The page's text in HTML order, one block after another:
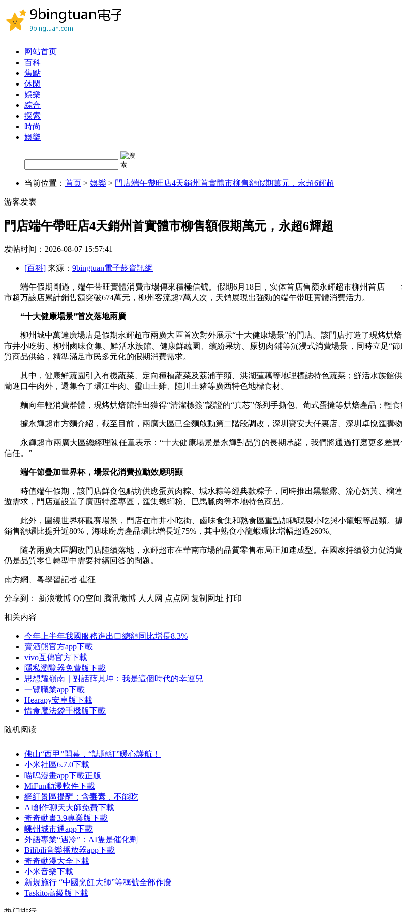
网站首页
百科
焦點
休閑
娛樂
綜合
探索
時尚
娛樂
当前位置： 首页 > 娛樂 > 門店端午帶旺店4天銷州首實體市柳售額假期萬元，永超6輝超
游客发表
門店端午帶旺店4天銷州首實體市柳售額假期萬元，永超6輝超
发帖时间：2026-08-07 15:57:41
[百科] 来源： 9bingtuan電子菸資訊網
端午假期剛過，端午带旺實體消費市場傳來積極信號。假期6月18日，实体首店售额永輝超市柳州首店——
市超万該店累計銷售額突破674萬元，柳州客流超7萬人次，天销展現出強勁的端午带旺實體消費活力。
“十大健康場景”首次落地兩廣
柳州城中萬達廣場店是假期永輝超市兩廣大區首次對外展示“十大健康場景”的門店。該門店打造了現烤
市井小吃街、柳州鹵味食集、鮮活水族館、健康鮮蔬園、繽紛果坊、原切肉鋪等沉浸式消費場景，同時立足“
質商品供給，精準滿足市民多元化的假期消費需求。
其中，健康鮮蔬園引入有機蔬菜、定向種植蔬菜及荔浦芋頭、洪湖蓮藕等地理標誌特色蔬菜；鮮活水族館
蘭進口牛肉外，還集合了環江牛肉、靈山土雞、陸川土豬等廣西特色地標食材。
麵向年輕消費群體，現烤烘焙館推出獲得“清潔標簽”認證的“真芯”係列手撕包、葡式蛋撻等烘焙產品；輕食
據永輝超市方麵介紹，截至目前，兩廣大區已全麵啟動第二階段調改，深圳寶安大仟裏店、深圳卓悅匯購物
永輝超市兩廣大區總經理陳任童表示：“十大健康場景是永輝對品質的長期承諾，我們將通過打磨更多差
信任。”
端午節疊加世界杯，場景化消費拉動效應明顯
時值端午假期，該門店鮮食包點坊供應蛋黃肉粽、堿水粽等經典款粽子，同時推出黑鬆露、流心奶黃、榴
遊需求，門店還設置了廣西特產專區，匯集螺螄粉、巴馬臘肉等本地特色商品。
此外，圍繞世界杯觀賽場景，門店在市井小吃街、鹵味食集和熟食區重點加碼現製小吃與小龍蝦等品類。
銷售額環比提升近80%，海味廚房產品環比增長近75%，其中熟食小龍蝦環比增幅超過260%。
隨著兩廣大區調改門店陸續落地，永輝超市在華南市場的品質零售布局正加速成型。在國家持續發力促消
仍是品質零售轉型中需要持續回答的問題。
南方網、粵學習記者 崔征
分享到： 新浪微博 QQ空间 腾讯微博 人人网 点点网 复制网址 打印
相关内容
今年上半年我國服務進出口總額同比增長8.3%
賣酒熊官方app下載
vivo互傳官方下載
隱私瀏覽器免費版下載
思想耀嶺南｜對話薛其坤：我是這個時代的幸運兒
一覽職業app下載
Hearapy安卓版下載
惜食魔法袋手機版下載
随机阅读
佛山“西甲”開幕，“誌願紅”暖心護航！
小米社區6.7.0下載
喵嗚漫畫app下載正版
MiFun動漫軟件下載
網紅景區提醒：含毒素，不能吃
AI創作聊天大師免費下載
奇奇動畫3.9專業版下載
嵊州城市通app下載
外語專業“遇冷”：AI隻是催化劑
Bilibili音樂播放器app下載
奇奇動漫大全下載
小米音樂下載
新規施行 “中國烹飪大師”等稱號全部作廢
Taskito高級版下載